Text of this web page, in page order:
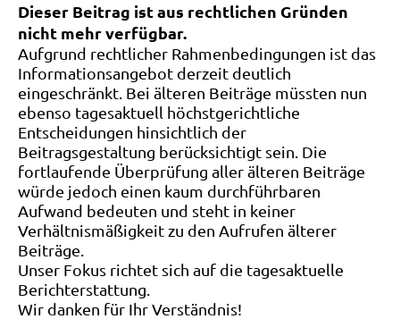
Dieser Beitrag ist aus rechtlichen Gründen
nicht mehr verfügbar.
Aufgrund rechtlicher Rahmenbedingungen ist das
Informationsangebot derzeit deutlich
eingeschränkt. Bei älteren Beiträge müssten nun
ebenso tagesaktuell höchstgerichtliche
Entscheidungen hinsichtlich der
Beitragsgestaltung berücksichtigt sein. Die
fortlaufende Überprüfung aller älteren Beiträge
würde jedoch einen kaum durchführbaren
Aufwand bedeuten und steht in keiner
Verhältnismäßigkeit zu den Aufrufen älterer
Beiträge.
Unser Fokus richtet sich auf die tagesaktuelle
Berichterstattung.
Wir danken für Ihr Verständnis!